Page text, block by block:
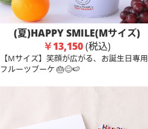
(夏)HAPPY SMILE(Mサイズ)
￥13,150(税込)
【Mサイズ】笑顔が広がる、お誕生日専用
フルーツブーケ 🎂😊🍉